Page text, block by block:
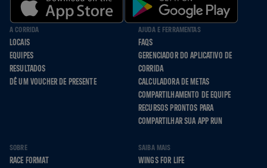
A CORRIDA
LOCAIS
EQUIPES
RESULTADOS
DÊ UM VOUCHER DE PRESENTE
AJUDA E FERRAMENTAS
FAQS
GERENCIADOR DO APLICATIVO DE
CORRIDA
CALCULADORA DE METAS
COMPARTILHAMENTO DE EQUIPE
RECURSOS PRONTOS PARA
COMPARTILHAR SUA APP RUN
SOBRE
RACE FORMAT
SAIBA MAIS
WINGS FOR LIFE